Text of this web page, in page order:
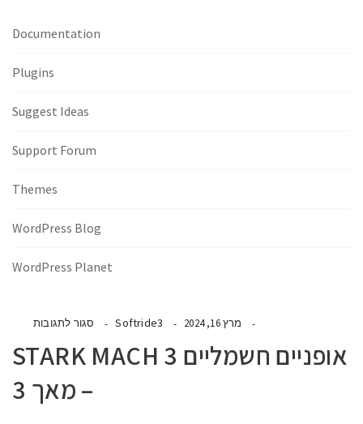
מרץ 16, 2024 Softride3 סגור לתגובות
אופניים חשמליים STARK MACH 3
– מאך 3
Documentation
Plugins
Suggest Ideas
Support Forum
Themes
WordPress Blog
WordPress Planet